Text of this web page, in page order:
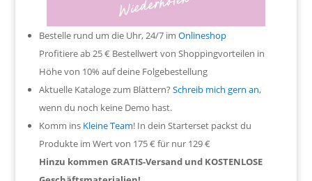
Bestelle rund um die Uhr, 24/7 im Onlineshop
Profitiere ab 25 € Bestellwert von Shoppingvorteilen in
Höhe von 10% auf deine Folgebestellung
Aktuelle Kataloge zum Blättern? Schreib mich gern an,
wenn du noch keine Demo hast.
Komm ins Kleine Team! In dein Starterset packst du
Produkte im Wert von 175 € für nur 129 €
Hinzu kommen GRATIS-Versand und KOSTENLOSE